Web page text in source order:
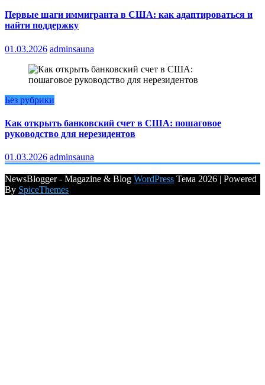
Первые шаги иммигранта в США: как адаптироваться и
найти поддержку
01.03.2026 adminsauna
Без рубрики
Как открыть банковский счет в США: пошаговое
руководство для нерезидентов
01.03.2026 adminsauna
NewsBlogger - Magazine & Blog WordPress Тема 2026 | Powered
By SpiceThemes